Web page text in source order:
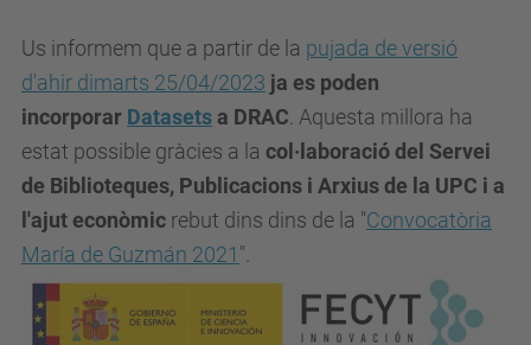
Us informem que a partir de la pujada de versió
d'ahir dimarts 25/04/2023 ja es poden
incorporar Datasets a DRAC . Aquesta millora ha
estat possible gràcies a la col·laboració del Servei
de Biblioteques, Publicacions i Arxius de la UPC i a
l'ajut econòmic rebut dins dins de la "Convocatòria
María de Guzmán 2021 ".